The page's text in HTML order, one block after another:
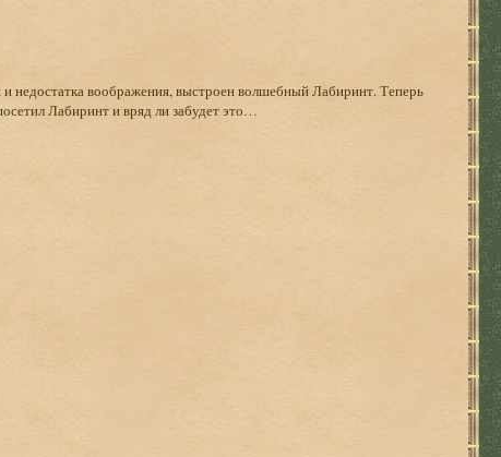
недостатка воображения, выстроен волшебный Лабиринт. Теперь
Лабиринт и вряд ли забудет это…